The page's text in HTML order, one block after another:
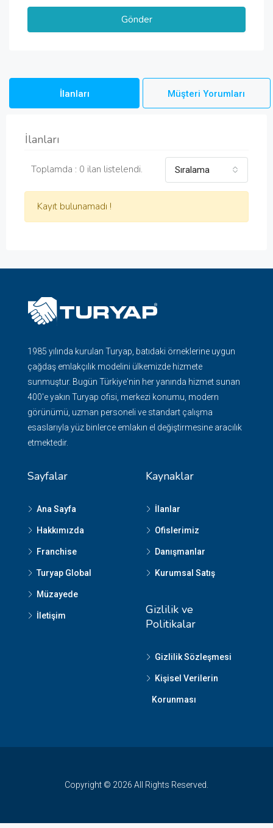
İlanları Müşteri Yorumları
İlanları
Toplamda : 0 ilan listelendi. Sıralama
Kayıt bulunamadı !
1985 yılında kurulan Turyap, batıdaki örneklerine uygun
çağdaş emlakçılık modelini ülkemizde hizmete
sunmuştur. Bugün Türkiye'nin her yanında hizmet sunan
400'e yakın Turyap ofisi, merkezi konumu, modern
görünümü, uzman personeli ve standart çalışma
esaslarıyla yüz binlerce emlakın el değiştirmesine aracılık
etmektedir.
Sayfalar
Ana Sayfa
Hakkımızda
Franchise
Turyap Global
Müzayede
İletişim
Kaynaklar
İlanlar
Ofislerimiz
Danışmanlar
Kurumsal Satış
Gizlilik ve
Politikalar
Gizlilik Sözleşmesi
Kişisel Verilerin
Korunması
Copyright © 2026 All Rights Reserved.